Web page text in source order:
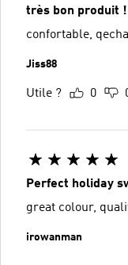
très bon produit !
confortable,
Jiss88
Utile ? 0
Perfect holiday
great colour,
irowanman